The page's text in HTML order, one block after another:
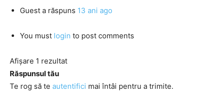
Guest a răspuns 13 ani ago
You must login to post comments
Afișare 1 rezultat
Răspunsul tău
Te rog să te autentifici mai întâi pentru a trimite.